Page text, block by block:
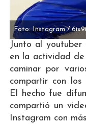
Foto: Instagram /
Junto al
en la actividad
caminar por
compartir con
El hecho fue
compartió un
Instagram con